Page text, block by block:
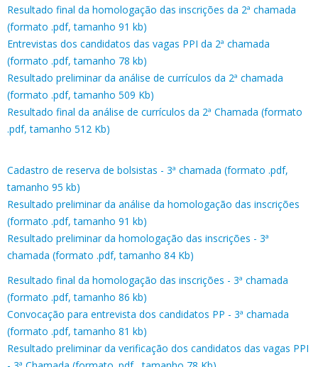
Resultado final da homologação das inscrições da 2ª chamada
(formato .pdf, tamanho 91 kb)
Entrevistas dos candidatos das vagas PPI da 2ª chamada
(formato .pdf, tamanho 78 kb)
Resultado preliminar da análise de currículos da 2ª chamada
(formato .pdf, tamanho 509 Kb)
Resultado final da análise de currículos da 2ª Chamada (formato
.pdf, tamanho 512 Kb)
Cadastro de reserva de bolsistas - 3ª chamada (formato .pdf,
tamanho 95 kb)
Resultado preliminar da análise da homologação das inscrições
(formato .pdf, tamanho 91 kb)
Resultado preliminar da homologação das inscrições - 3ª
chamada (formato .pdf, tamanho 84 Kb)
Resultado final da homologação das inscrições - 3ª chamada
(formato .pdf, tamanho 86 kb)
Convocação para entrevista dos candidatos PP - 3ª chamada
(formato .pdf, tamanho 81 kb)
Resultado preliminar da verificação dos candidatos das vagas PPI